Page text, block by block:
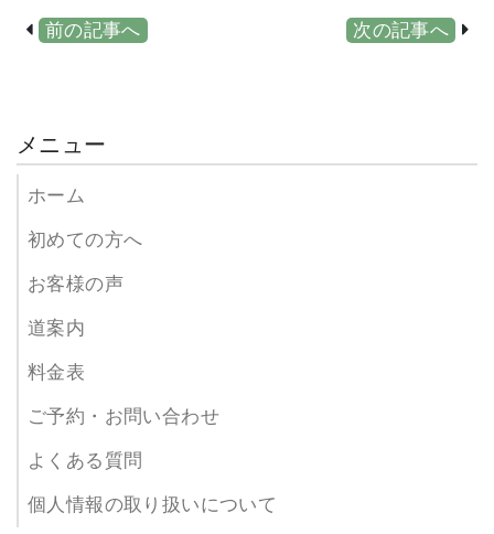
前の記事へ 次の記事へ
メニュー
ホーム
初めての方へ
お客様の声
道案内
料金表
ご予約・お問い合わせ
よくある質問
個人情報の取り扱いについて